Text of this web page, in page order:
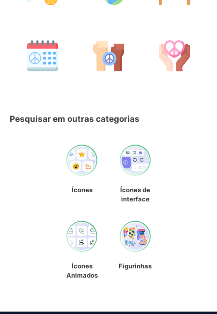
Pesquisar em outras categorias
Ícones
Ícones de
interface
Ícones
Animados
Figurinhas